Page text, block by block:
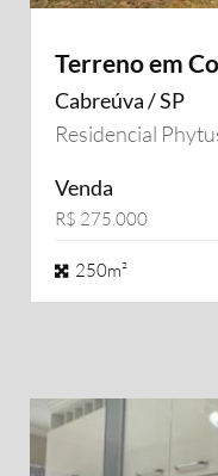
Terreno em
Cabreúva / SP
Residencial
Venda
R$ 275.000
250m²